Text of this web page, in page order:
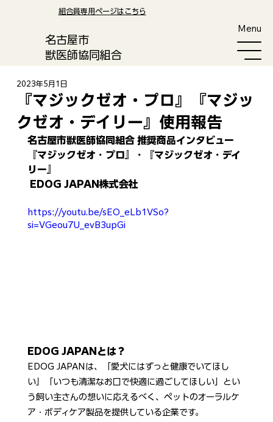
​組合員専用ページはこちら
​名古屋市
獣医師協同組合
Menu
『マジックゼオ・プロ』『マジッ
クゼオ・デイリー』使用報告
2023年5月1日
名古屋市獣医師協同組合 推奨商品インタビュー
『マジックゼオ・プロ』・『マジックゼオ・デイ
リー』
EDOG JAPAN株式会社
https://youtu.be/sEO_eLb1VSo?
si=VGeou7U_evB3upGi
EDOG JAPANとは？
EDOG JAPANは、「愛犬にはずっと健康でいてほし
い」「いつも清潔なお口で快適に過ごしてほしい」とい
う飼い主さんの想いに応えるべく、ペットのオーラルケ
ア・ボディケア製品を提供している企業です。